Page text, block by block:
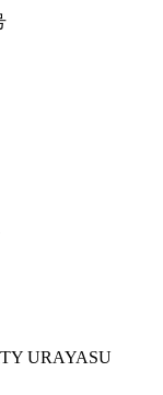
URAYASU